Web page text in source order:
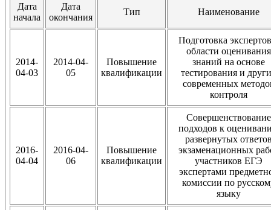
Дата
начала
Дата
окончания
Тип Наименование
2014-
04-03
2014-04-
05
Повышение
квалификации
Подготовка
области оценивания
знаний на основе
тестирования и
современных
контроля
2016-
04-04
2016-04-
06
Повышение
квалификации
Совершенствование
подходов к
развернутых
экзаменационных
участников ЕГЭ
экспертами
комиссии по
языку